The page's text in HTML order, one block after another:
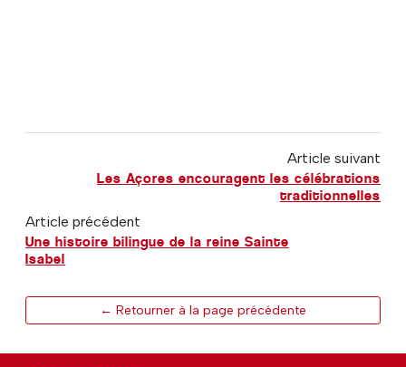
Article suivant
Les Açores encouragent les célébrations
traditionnelles
Article précédent
Une histoire bilingue de la reine Sainte
Isabel
← Retourner à la page précédente